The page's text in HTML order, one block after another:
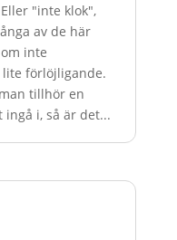
"inte klok",
av de här
inte
förlöjligande.
tillhör en
i, så är det...